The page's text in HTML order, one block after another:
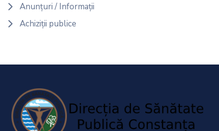
Anunțuri / Informații
Achiziții publice